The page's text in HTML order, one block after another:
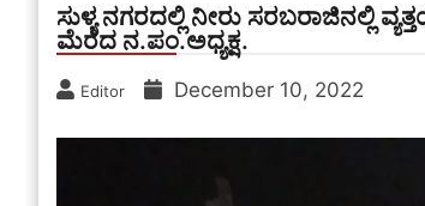
ಸುಳ್ಯ ನಗರದಲ್ಲಿ ನೀರು ಸರಬರಾಜಿನಲ್ಲಿ
ಮೆರೆದ ನ.ಪಂ.ಅಧ್ಯಕ್ಷ.
Editor December 10, 2022